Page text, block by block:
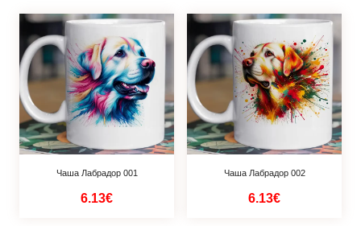
Чаша Лабрадор 001
6.13€
Чаша Лабрадор 002
6.13€